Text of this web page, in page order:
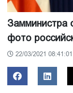
Замминистра
фото
22/03/2021 08:41:01